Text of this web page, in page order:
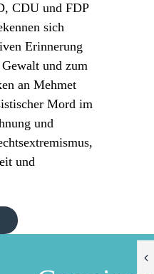
CDU und FDP
sich
Erinnerung
und zum
an Mehmet
Mord im
und
und